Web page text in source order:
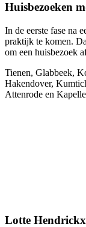
Huisbezoeken
In de eerste fase na
praktijk te komen.
om een huisbezoek
Tienen, Glabbeek,
Hakendover,
Attenrode en
Lotte Hendrickx